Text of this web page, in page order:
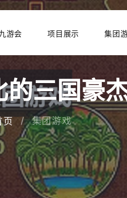
游会 项目展示 集团
三国豪
页 集团游戏